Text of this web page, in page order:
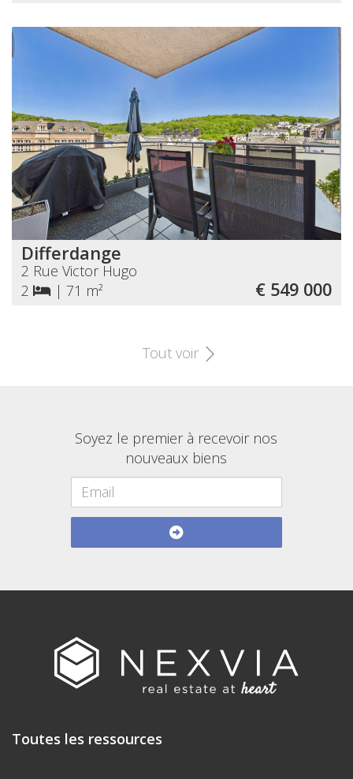
Differdange
2 Rue Victor Hugo
2
| 71 m² € 549 000
Tout voir
Soyez le premier à recevoir nos
nouveaux biens
Toutes les ressources